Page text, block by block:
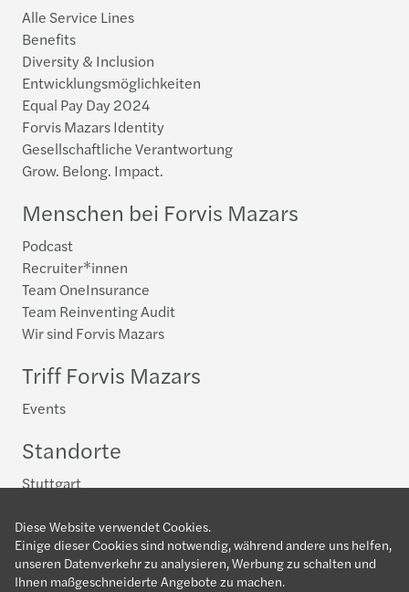
Alle Service Lines
Benefits
Diversity & Inclusion
Entwicklungsmöglichkeiten
Equal Pay Day 2024
Forvis Mazars Identity
Gesellschaftliche Verantwortung
Grow. Belong. Impact.
Menschen bei Forvis Mazars
Podcast
Recruiter*innen
Team OneInsurance
Team Reinventing Audit
Wir sind Forvis Mazars
Triff Forvis Mazars
Events
Standorte
Stuttgart
Dein Einstieg in die Steuerberatung
Allgemein
Advisory
Diese Website verwendet Cookies.
Einige dieser Cookies sind notwendig, während andere uns helfen,
unseren Datenverkehr zu analysieren, Werbung zu schalten und
Ihnen maßgeschneiderte Angebote zu machen.